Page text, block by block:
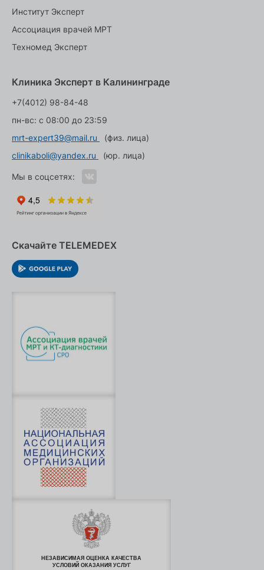
Институт Эксперт
Ассоциация врачей МРТ
Техномед Эксперт
Клиника Эксперт в Калининграде
+7(4012) 98-84-48
пн-вс: с 08:00 до 23:59
mrt-expert39@mail.ru
(физ. лица)
clinikaboli@yandex.ru
(юр. лица)
Мы в соцсетях:
Скачайте TELEMEDEX
НЕЗАВИСИМАЯ ОЦЕНКА КАЧЕСТВА
УСЛОВИЙ ОКАЗАНИЯ УСЛУГ